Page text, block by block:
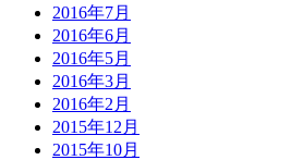
2016年7月
2016年6月
2016年5月
2016年3月
2016年2月
2015年12月
2015年10月